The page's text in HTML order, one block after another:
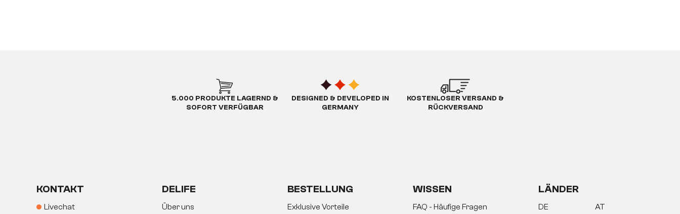
5.000 PRODUKTE LAGERND &
SOFORT VERFÜGBAR
DESIGNED & DEVELOPED IN
GERMANY
KOSTENLOSER VERSAND &
RÜCKVERSAND
KONTAKT
Livechat
DELIFE
Über uns
BESTELLUNG
Exklusive Vorteile
WISSEN
FAQ - Häufige Fragen
LÄNDER
DE AT